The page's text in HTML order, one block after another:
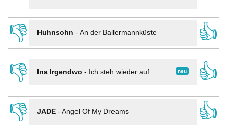
👎
Huhnsohn - An der Ballermannküste
👍
👎
neu
Ina Irgendwo - Ich steh wieder auf
👍
👎
JADE- Angel Of My Dreams
👍